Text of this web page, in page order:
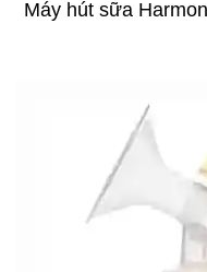
Máy hút sữa